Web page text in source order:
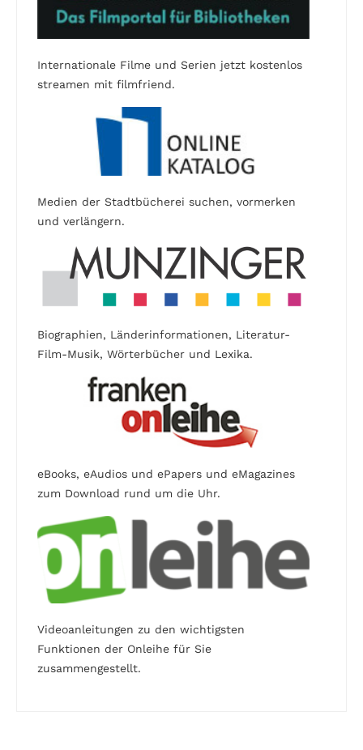
Internationale Filme und Serien jetzt kostenlos
streamen mit filmfriend.
Medien der Stadtbücherei suchen, vormerken
und verlängern.
Biographien, Länderinformationen, Literatur-
Film-Musik, Wörterbücher und Lexika.
eBooks, eAudios und ePapers und eMagazines
zum Download rund um die Uhr.
Videoanleitungen zu den wichtigsten
Funktionen der Onleihe für Sie
zusammengestellt.